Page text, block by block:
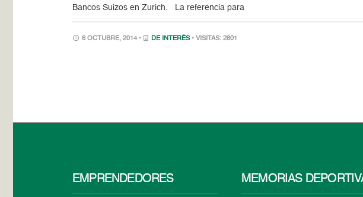
Bancos Suizos en Zurich. La referencia para
6 OCTUBRE, 2014 • DE INTERÉS • VISITAS: 2801
EMPRENDEDORES MEMORIAS